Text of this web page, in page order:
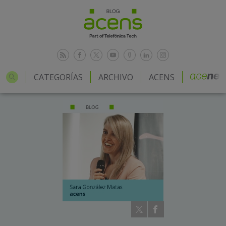
CATEGORÍAS ARCHIVO ACENS